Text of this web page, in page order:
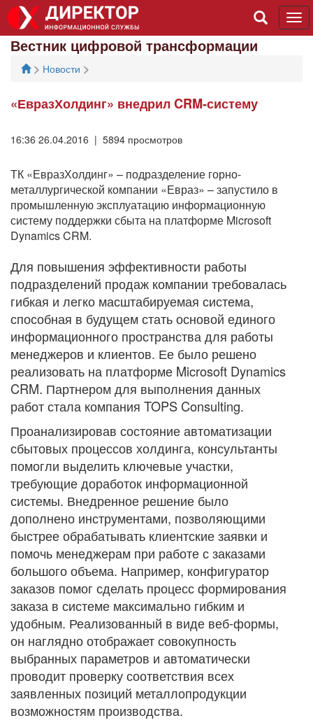
Вестник цифровой трансформации
> Новости >
«ЕвразХолдинг» внедрил CRM-систему
16:36 26.04.2016 | 5894 просмотров
ТК «ЕвразХолдинг» – подразделение горно-
металлургической компании «Евраз» – запустило в
промышленную эксплуатацию информационную
систему поддержки сбыта на платформе Microsoft
Dynamics CRM.
Для повышения эффективности работы
подразделений продаж компании требовалась
гибкая и легко масштабируемая система,
способная в будущем стать основой единого
информационного пространства для работы
менеджеров и клиентов. Ее было решено
реализовать на платформе Microsoft Dynamics
CRM. Партнером для выполнения данных
работ стала компания TOPS Consulting.
Проанализировав состояние автоматизации
сбытовых процессов холдинга, консультанты
помогли выделить ключевые участки,
требующие доработок информационной
системы. Внедренное решение было
дополнено инструментами, позволяющими
быстрее обрабатывать клиентские заявки и
помочь менеджерам при работе с заказами
большого объема. Например, конфигуратор
заказов помог сделать процесс формирования
заказа в системе максимально гибким и
удобным. Реализованный в виде веб-формы,
он наглядно отображает совокупность
выбранных параметров и автоматически
проводит проверку соответствия всех
заявленных позиций металлопродукции
возможностям производства.